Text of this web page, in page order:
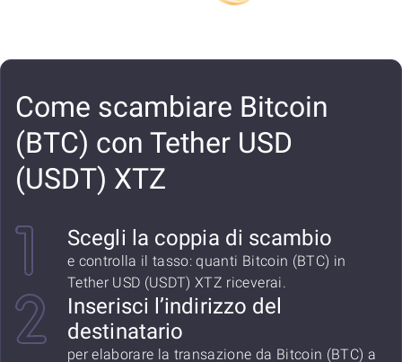
Come scambiare Bitcoin
(BTC) con Tether USD
(USDT) XTZ
Scegli la coppia di scambio
e controlla il tasso: quanti Bitcoin (BTC) in
Tether USD (USDT) XTZ riceverai.
Inserisci l’indirizzo del
destinatario
per elaborare la transazione da Bitcoin (BTC) a